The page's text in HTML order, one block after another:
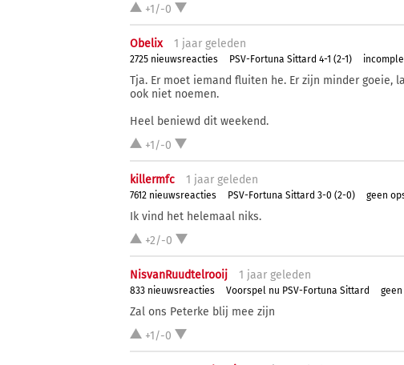
+1/-0
Obelix 1 jaar geleden
2725 nieuwsreacties PSV-Fortuna Sittard 4-1 (2-1)
Tja. Er moet iemand fluiten he. Er zijn minder goeie,
ook niet noemen.
Heel beniewd dit weekend.
+1/-0
killermfc 1 jaar geleden
7612 nieuwsreacties PSV-Fortuna Sittard 3-0 (2-0) geen
Ik vind het helemaal niks.
+2/-0
NisvanRuudtelrooij 1 jaar geleden
833 nieuwsreacties Voorspel nu PSV-Fortuna Sittard
Zal ons Peterke blij mee zijn
+1/-0